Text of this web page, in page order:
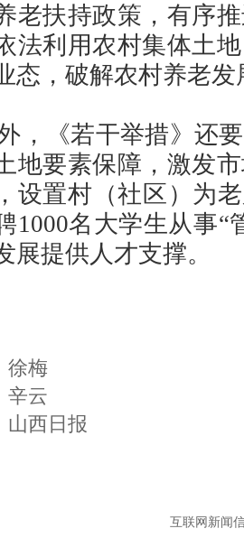
老扶持政策，有序
法利用农村集体土
态，破解农村养老发
，《若干举措》还
地要素保障，激发
设置村（社区）为
1000名大学生从事“
展提供人才支撑。
徐梅
辛云
互联网新闻